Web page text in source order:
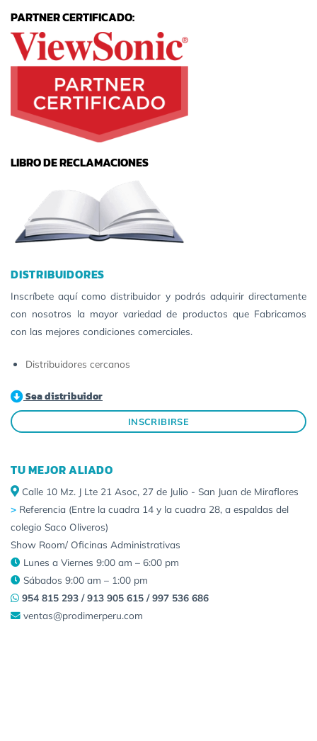
PARTNER CERTIFICADO:
LIBRO DE RECLAMACIONES
DISTRIBUIDORES
Inscríbete aquí como distribuidor y podrás adquirir directamente
con nosotros la mayor variedad de productos que Fabricamos
con las mejores condiciones comerciales.
Distribuidores cercanos
Sea distribuidor
INSCRIBIRSE
TU MEJOR ALIADO
Calle 10 Mz. J Lte 21 Asoc, 27 de Julio - San Juan de Miraflores
> Referencia (Entre la cuadra 14 y la cuadra 28, a espaldas del
colegio Saco Oliveros)
Show Room/ Oficinas Administrativas
Lunes a Viernes 9:00 am – 6:00 pm
Sábados 9:00 am – 1:00 pm
954 815 293 / 913 905 615 / 997 536 686
ventas@prodimerperu.com